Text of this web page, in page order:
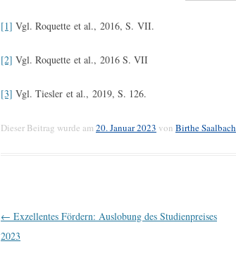
[1] Vgl. Roquette et al., 2016, S. VII.
[2] Vgl. Roquette et al., 2016 S. VII
[3] Vgl. Tiesler et al., 2019, S. 126.
Dieser Beitrag wurde am20. Januar 2023 von Birthe Saalbach
Beitrags-
Navigation
← Exzellentes Fördern: Auslobung des Studienpreises
2023